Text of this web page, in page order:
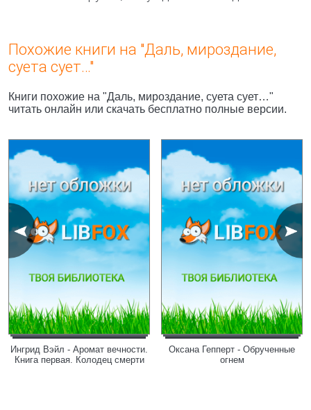
Похожие книги на "Даль, мироздание,
суета сует…"
Книги похожие на "Даль, мироздание, суета сует…"
читать онлайн или скачать бесплатно полные версии.
Ингрид Вэйл - Аромат вечности.
Книга первая. Колодец смерти
Оксана Гепперт - Обрученные
огнем